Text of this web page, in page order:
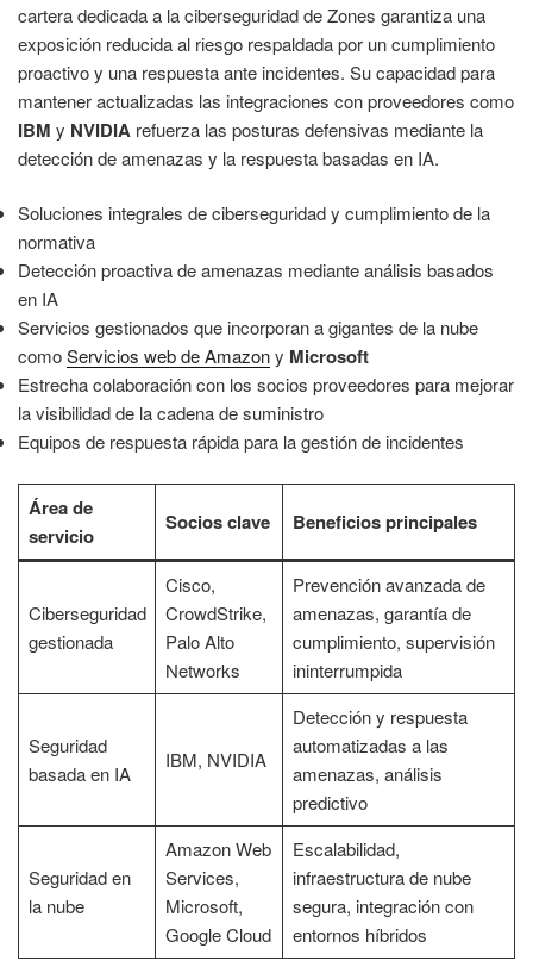
cartera dedicada a la ciberseguridad de Zones garantiza una
exposición reducida al riesgo respaldada por un cumplimiento
proactivo y una respuesta ante incidentes. Su capacidad para
mantener actualizadas las integraciones con proveedores como
IBM y NVIDIA refuerza las posturas defensivas mediante la
detección de amenazas y la respuesta basadas en IA.
Soluciones integrales de ciberseguridad y cumplimiento de la
normativa
Detección proactiva de amenazas mediante análisis basados
en IA
Servicios gestionados que incorporan a gigantes de la nube
comoServicios web de Amazony Microsoft
Estrecha colaboración con los socios proveedores para mejorar
la visibilidad de la cadena de suministro
Equipos de respuesta rápida para la gestión de incidentes
Área de
servicio
Socios clave Beneficios principales
Ciberseguridad
gestionada
Cisco,
CrowdStrike,
Palo Alto
Networks
Prevención avanzada de
amenazas, garantía de
cumplimiento, supervisión
ininterrumpida
Seguridad
basada en IA
IBM, NVIDIA
Detección y respuesta
automatizadas a las
amenazas, análisis
predictivo
Seguridad en
la nube
Amazon Web
Services,
Microsoft,
Google Cloud
Escalabilidad,
infraestructura de nube
segura, integración con
entornos híbridos